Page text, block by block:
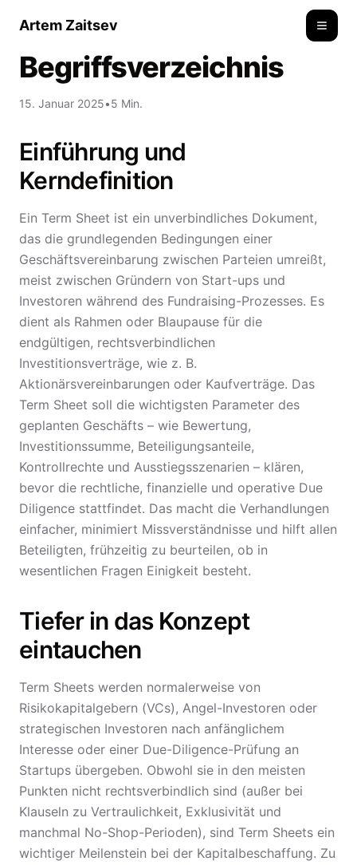
Artem Zaitsev
Begriffsverzeichnis
15. Januar 2025•5 Min.
Einführung und
Kerndefinition
Ein Term Sheet ist ein unverbindliches Dokument,
das die grundlegenden Bedingungen einer
Geschäftsvereinbarung zwischen Parteien umreißt,
meist zwischen Gründern von Start-ups und
Investoren während des Fundraising-Prozesses. Es
dient als Rahmen oder Blaupause für die
endgültigen, rechtsverbindlichen
Investitionsverträge, wie z. B.
Aktionärsvereinbarungen oder Kaufverträge. Das
Term Sheet soll die wichtigsten Parameter des
geplanten Geschäfts – wie Bewertung,
Investitionssumme, Beteiligungsanteile,
Kontrollrechte und Ausstiegsszenarien – klären,
bevor die rechtliche, finanzielle und operative Due
Diligence stattfindet. Das macht die Verhandlungen
einfacher, minimiert Missverständnisse und hilft allen
Beteiligten, frühzeitig zu beurteilen, ob in
wesentlichen Fragen Einigkeit besteht.
Tiefer in das Konzept
eintauchen
Term Sheets werden normalerweise von
Risikokapitalgebern (VCs), Angel-Investoren oder
strategischen Investoren nach anfänglichem
Interesse oder einer Due-Diligence-Prüfung an
Startups übergeben. Obwohl sie in den meisten
Punkten nicht rechtsverbindlich sind (außer bei
Klauseln zu Vertraulichkeit, Exklusivität und
manchmal No-Shop-Perioden), sind Term Sheets ein
wichtiger Meilenstein bei der Kapitalbeschaffung. Zu